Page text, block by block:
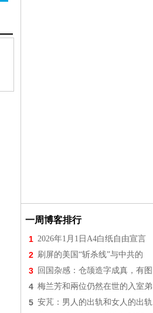
一周博客排行
1 2026年1月1日A4白纸自由宣言
2 刷屏的美国“斩杀线”与中共的
3 回国杂感：仓颉造字成真，有图
4 梅兰芳和兩位仍然在世的入室弟
5 安芃：男人的出轨和女人的出轨